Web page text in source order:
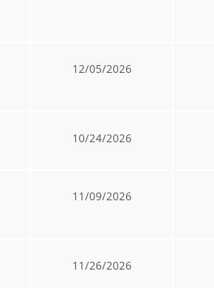
12/05/2026
10/24/2026
11/09/2026
11/26/2026